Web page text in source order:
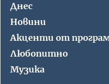
Днес
Новини
Акценти от
Любопитно
Музика